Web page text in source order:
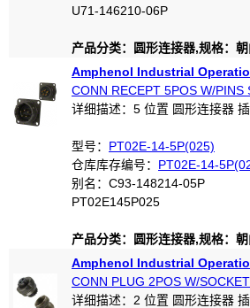
U71-146210-06P
产品分类：圆形连接器,规格：
Amphenol Industrial
CONN RECEPT 5POS W/PINS
详细描述：5 位置 圆形连接器
型号： PT02E-14-5P(025)
仓库库存编号： PT02E-14-
别名：C93-148214-05P
PT02E145P025
产品分类：圆形连接器,规格：
Amphenol Industrial
CONN PLUG 2POS W/
详细描述：2 位置 圆形连接器